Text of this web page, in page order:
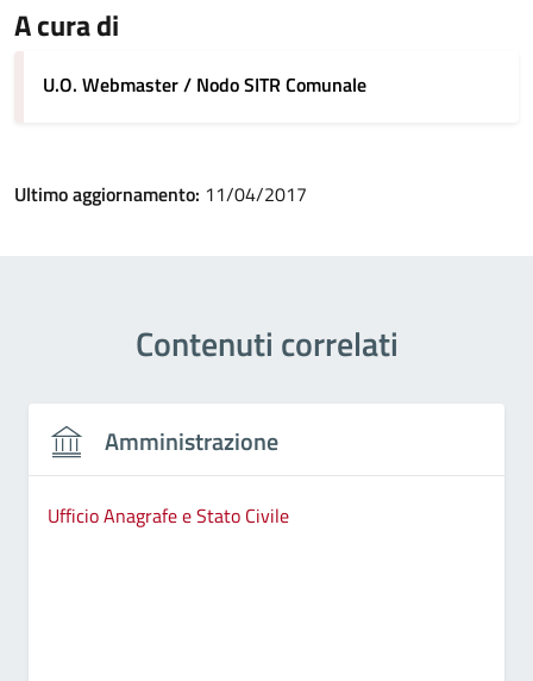
A cura di
U.O. Webmaster / Nodo SITR Comunale
Ultimo aggiornamento: 11/04/2017
Contenuti correlati
Amministrazione
Ufficio Anagrafe e Stato Civile